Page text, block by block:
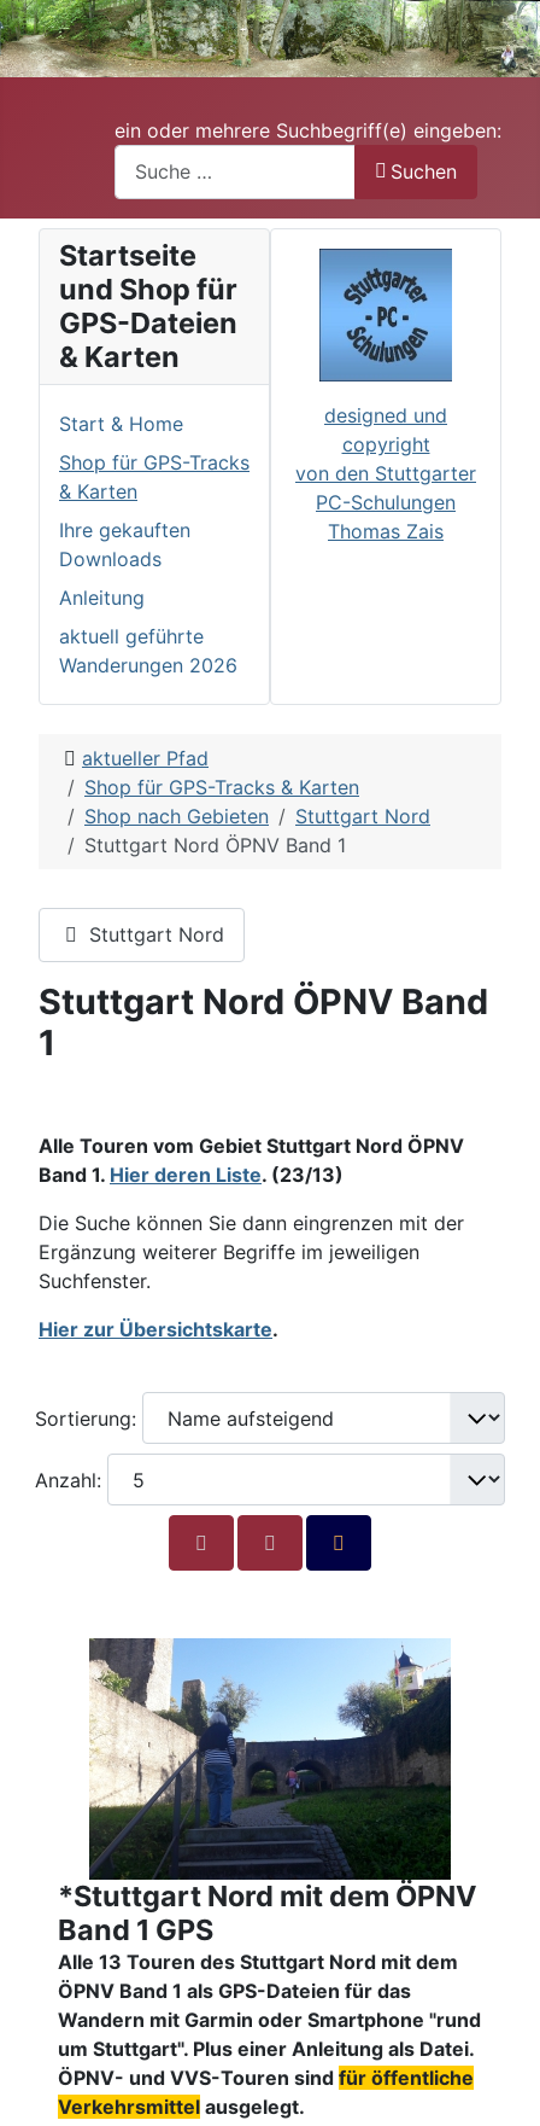
ein oder mehrere Suchbegriff(e) eingeben:
Suchen
Startseite
und Shop für
GPS-Dateien
& Karten
Start & Home
Shop für GPS-Tracks
& Karten
Ihre gekauften
Downloads
Anleitung
aktuell geführte
Wanderungen 2026
designed und
copyright
von den Stuttgarter
PC-Schulungen
Thomas Zais
aktueller Pfad
Shop für GPS-Tracks & Karten
Shop nach Gebieten
Stuttgart Nord
Stuttgart Nord ÖPNV Band 1
Stuttgart Nord
Stuttgart Nord ÖPNV Band
1
Alle Touren vom Gebiet Stuttgart Nord ÖPNV
Band 1. Hier deren Liste. (23/13)
Die Suche können Sie dann eingrenzen mit der
Ergänzung weiterer Begriffe im jeweiligen
Suchfenster.
Hier zur Übersichtskarte.
Sortierung:
Anzahl:
*Stuttgart Nord mit dem ÖPNV
Band 1 GPS
Alle 13 Touren des Stuttgart Nord mit dem
ÖPNV Band 1 als GPS-Dateien für das
Wandern mit Garmin oder Smartphone "rund
um Stuttgart". Plus einer Anleitung als Datei.
ÖPNV- und VVS-Touren sind für öffentliche
Verkehrsmittel ausgelegt.